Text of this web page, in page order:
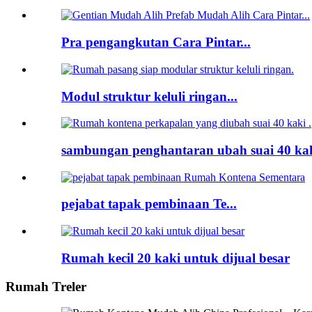
Pra pengangkutan Cara Pintar...
Modul struktur keluli ringan...
sambungan penghantaran ubah suai 40
pejabat tapak pembinaan Te...
Rumah kecil 20 kaki untuk dijual besar
Rumah Treler